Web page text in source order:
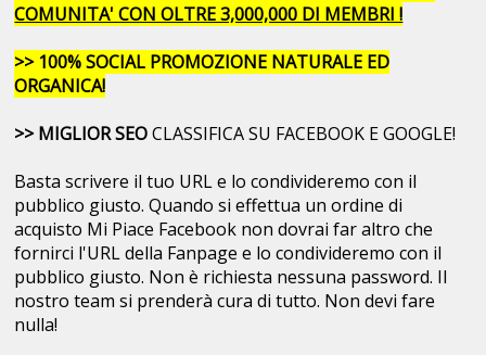
COMUNITA' CON OLTRE 3,000,000 DI MEMBRI !
>> 100% SOCIAL PROMOZIONE NATURALE ED
ORGANICA!
>> MIGLIOR SEOCLASSIFICA SU FACEBOOK E GOOGLE!
Basta scrivere il tuo URL e lo condivideremo con il
pubblico giusto. Quando si effettua un ordine di
acquisto Mi Piace Facebook non dovrai far altro che
fornirci l'URL della Fanpage e lo condivideremo con il
pubblico giusto. Non è richiesta nessuna password. Il
nostro team si prenderà cura di tutto. Non devi fare
nulla!